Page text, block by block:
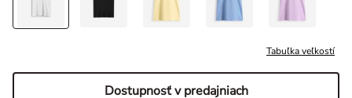
Tabuľka veľkostí
Dostupnosť v predajniach